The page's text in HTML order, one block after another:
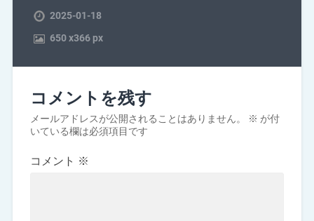
2025-01-18
650x366 px
コメントを残す
メールアドレスが公開されることはありません。 ※ が付
いている欄は必須項目です
コメント ※